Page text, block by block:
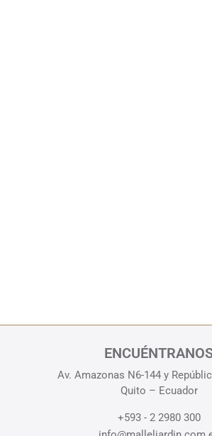
Av. Amazonas N6-144 y
Quito – Ecuador
+593 - 2 2980 300